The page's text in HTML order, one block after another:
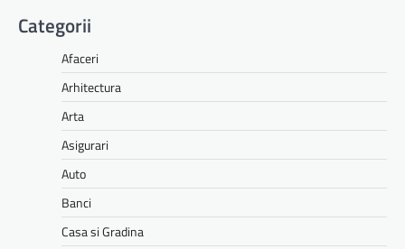
Categorii
Afaceri
Arhitectura
Arta
Asigurari
Auto
Banci
Casa si Gradina